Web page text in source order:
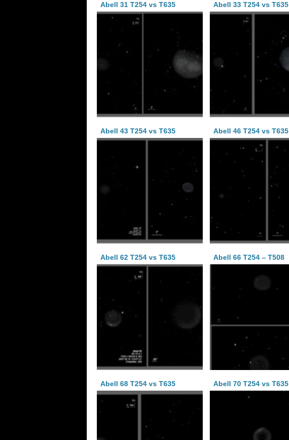
Abell 31 T254 vs T635 Abell 33 T254 vs T635
Abell 43 T254 vs T635 Abell 46 T254 vs T635
Abell 62 T254 vs T635 Abell 66 T254 – T508
Abell 68 T254 vs T635 Abell 70 T254 vs T635